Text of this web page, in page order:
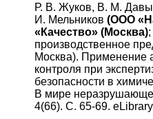
Р. В. Жуков, В. М.
И. Мельников (ООО
«Качество» (Москва)
производственное
Москва). Применение
контроля при
безопасности в
В мире
4(66). С. 65-69.